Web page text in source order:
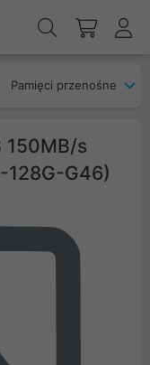
Pamięci przenośne
150MB/s
128G-G46)